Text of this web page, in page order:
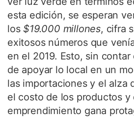
esta edición, se esperan
los $19.000 millones, cifra
exitosos números que
en el 2019. Esto, sin
de apoyar lo local en un
las importaciones y el alza
el costo de los productos y
emprendimiento gana